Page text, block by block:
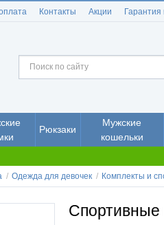
Контакты Акции Гарантия
Рюкзаки
Мужские
кошельки
/ Одежда для девочек / Комплекты и
Спортивные